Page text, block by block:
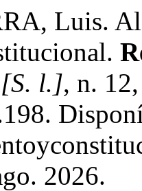
Luis.
[S. l.], n.
2026.